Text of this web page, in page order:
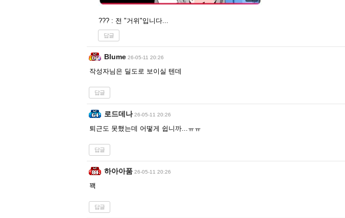
??? : 전 "거위"입니다...
답글
Blume 26-05-11 20:26
작성자님은 딜도로 보이실 텐데
답글
로드데나 26-05-11 20:26
퇴근도 못했는데 어떻게 쉽니까...ㅠㅠ
답글
하아아품 26-05-11 20:26
꽥
답글